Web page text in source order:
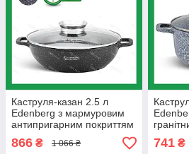
Каструля-казан 2.5 л
Edenberg з мармуровим
антипригарним покриттям
литий алюміній 24 см (EB-
8159)
866 ₴ 1 066 ₴ 741₴